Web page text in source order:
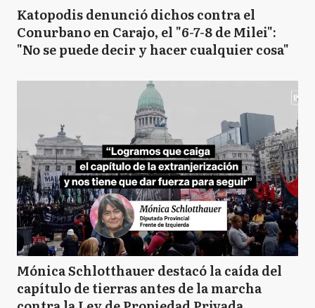
Katopodis denunció dichos contra el
Conurbano en Carajo, el "6-7-8 de Milei":
"No se puede decir y hacer cualquier cosa"
Mónica Schlotthauer destacó la caída del
capítulo de tierras antes de la marcha